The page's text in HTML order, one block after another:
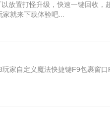
放置打怪升级，快速一键回收，
就来下载体验吧...
家自定义魔法快捷键F9包裹窗